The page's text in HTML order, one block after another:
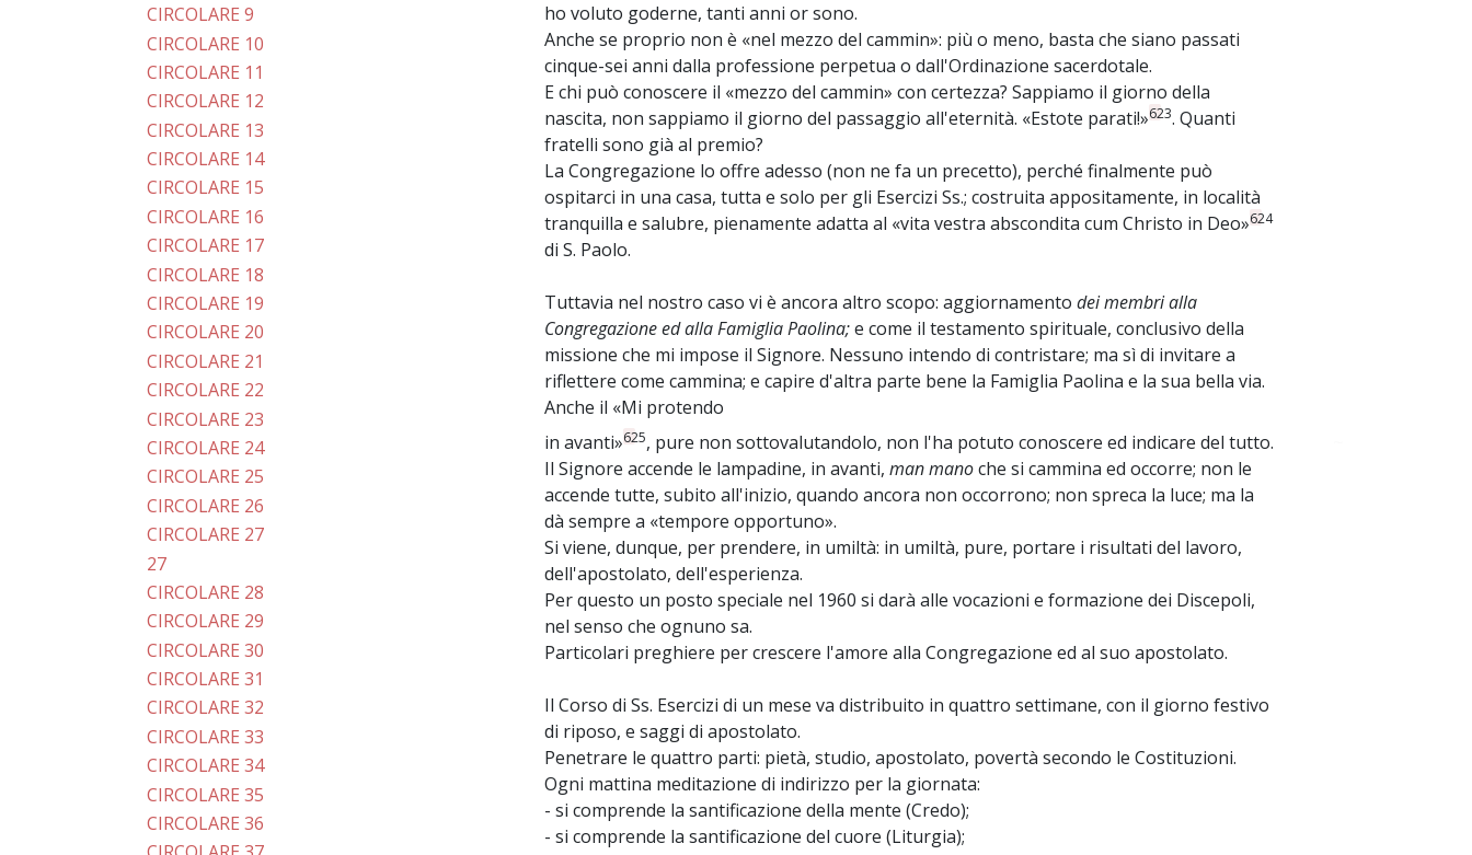
CIRCOLARE 9
CIRCOLARE 10
CIRCOLARE 11
CIRCOLARE 12
CIRCOLARE 13
CIRCOLARE 14
CIRCOLARE 15
CIRCOLARE 16
CIRCOLARE 17
CIRCOLARE 18
CIRCOLARE 19
CIRCOLARE 20
CIRCOLARE 21
CIRCOLARE 22
CIRCOLARE 23
CIRCOLARE 24
CIRCOLARE 25
CIRCOLARE 26
CIRCOLARE 27
27
CIRCOLARE 28
CIRCOLARE 29
CIRCOLARE 30
CIRCOLARE 31
CIRCOLARE 32
CIRCOLARE 33
CIRCOLARE 34
CIRCOLARE 35
CIRCOLARE 36
ho voluto goderne, tanti anni or sono.
Anche se proprio non è «nel mezzo del cammin»: più o meno, basta che siano passati
cinque-sei anni dalla professione perpetua o dall'Ordinazione sacerdotale.
E chi può conoscere il «mezzo del cammin» con certezza? Sappiamo il giorno della
nascita, non sappiamo il giorno del passaggio all'eternità. «Estote parati!»623. Quanti
fratelli sono già al premio?
La Congregazione lo offre adesso (non ne fa un precetto), perché finalmente può
ospitarci in una casa, tutta e solo per gli Esercizi Ss.; costruita appositamente, in località
tranquilla e salubre, pienamente adatta al «vita vestra abscondita cum Christo in Deo»624
di S. Paolo.
Tuttavia nel nostro caso vi è ancora altro scopo: aggiornamento dei membri alla
Congregazione ed alla Famiglia Paolina;e come il testamento spirituale, conclusivo della
missione che mi impose il Signore. Nessuno intendo di contristare; ma sì di invitare a
riflettere come cammina; e capire d'altra parte bene la Famiglia Paolina e la sua bella via.
Anche il «Mi protendo
in avanti»625, pure non sottovalutandolo, non l'ha potuto conoscere ed indicare del tutto.
Il Signore accende le lampadine, in avanti, man manoche si cammina ed occorre; non le
accende tutte, subito all'inizio, quando ancora non occorrono; non spreca la luce; ma la
dà sempre a «tempore opportuno».
Si viene, dunque, per prendere, in umiltà: in umiltà, pure, portare i risultati del lavoro,
dell'apostolato, dell'esperienza.
Per questo un posto speciale nel 1960 si darà alle vocazioni e formazione dei Discepoli,
nel senso che ognuno sa.
Particolari preghiere per crescere l'amore alla Congregazione ed al suo apostolato.
Il Corso di Ss. Esercizi di un mese va distribuito in quattro settimane, con il giorno festivo
di riposo, e saggi di apostolato.
Penetrare le quattro parti: pietà, studio, apostolato, povertà secondo le Costituzioni.
Ogni mattina meditazione di indirizzo per la giornata:
- si comprende la santificazione della mente (Credo);
- si comprende la santificazione del cuore (Liturgia);